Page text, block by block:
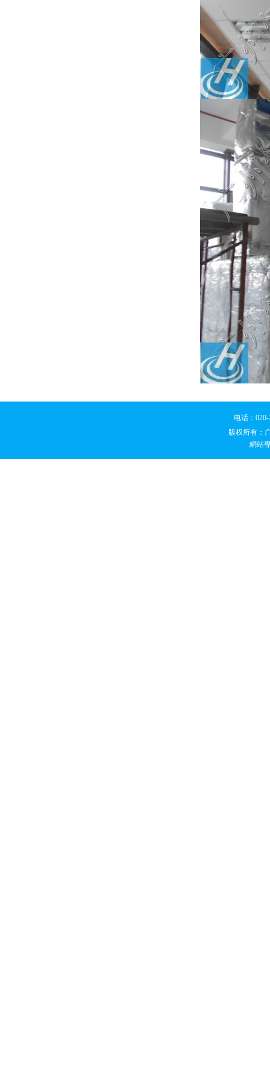
电话：
版权所有：
網站